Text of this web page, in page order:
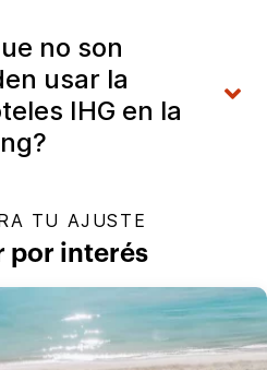
no son
usar la
IHG en la
TU AJUSTE
por interés